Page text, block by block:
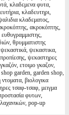
κλαδεμενα φυτα,
κλαδευτηρι,
κλαδεματος,
ακροκόπτης,
θρυμματιστης
ψεκαστικα,
ψεκαστηρες
ετοιμο γκαζον,
garden, garden shop,
βιολογικα
τσαφ-τσαφ, μειγμα
φυτων,
pop-up